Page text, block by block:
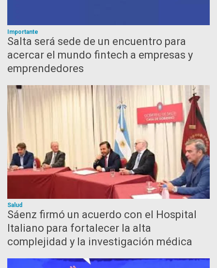
Importante
Salta será sede de un encuentro para
acercar el mundo fintech a empresas y
emprendedores
Salud
Sáenz firmó un acuerdo con el Hospital
Italiano para fortalecer la alta
complejidad y la investigación médica